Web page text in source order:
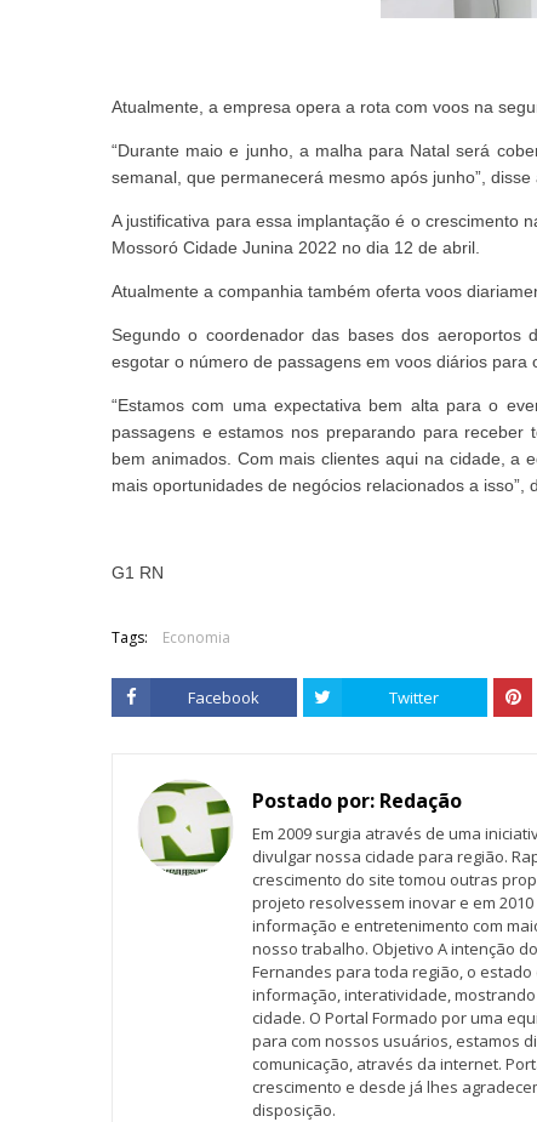
Atualmente, a empresa opera a rota com voos na
“Durante maio e junho, a malha para Natal será
semanal, que permanecerá mesmo após junho”,
A justificativa para essa implantação é o crescimento
Mossoró Cidade Junina 2022 no dia 12 de abril.
Atualmente a companhia também oferta voos
Segundo o coordenador das bases dos aeroportos
esgotar o número de passagens em voos diários para
“Estamos com uma expectativa bem alta para o
passagens e estamos nos preparando para
bem animados. Com mais clientes aqui na cidade, a
mais oportunidades de negócios relacionados a isso”,
G1 RN
Tags: Economia
Facebook Twitter
Postado por: Redação
Em 2009 surgia através de uma
divulgar nossa cidade para região.
crescimento do site tomou outras
projeto resolvessem inovar e em
informação e entretenimento com
nosso trabalho. Objetivo A intenção
Fernandes para toda região, o
informação, interatividade,
cidade. O Portal Formado por uma
para com nossos usuários, estamos
comunicação, através da internet.
crescimento e desde já lhes
disposição.